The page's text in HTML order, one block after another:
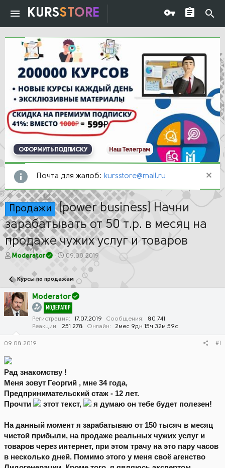
KURSSTORE
ОФОРМИТЬ ПОДПИСКУ Наш Телеграм
Почта для жалоб: kursstore@mail.ru
Продажи [power business] Начни
зарабатывать от 50 т.р. в месяц на
продаже чужих услуг и товаров
А
о
р
т
е
Moderator
Д
а
а
ч
а
л
а
09.08.2019
Курсы по продажам
Moderator
МОДЕРАТОР
Регистрация 17.07.2019 Сообщения
80 741
Реакции
251 278 Онлайн 2мес 9дн 15ч 32м 59с
09.08.2019 #1
Рад знакомству !
Меня зовут Георгий , мне 34 года,
Предпринимательский стаж - 12 лет.
Прочти
этот текст, я думаю он тебе будет полезен!
На данный момент я зарабатываю от 150 тысяч в месяц
чистой прибыли, на продаже реальных чужих услуг и
товаров через интернет, при этом трачу на это пару часов
в несколько дней. Помимо этого у меня своё агенство